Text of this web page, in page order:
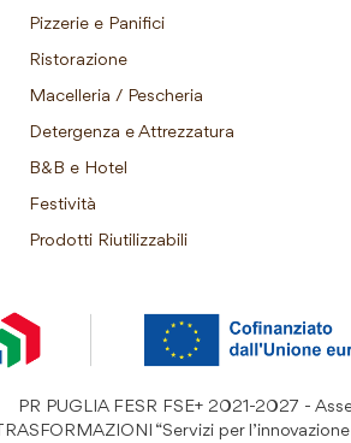
Pizzerie e Panifici
Ristorazione
Macelleria / Pescheria
Detergenza e Attrezzatura
B&B e Hotel
Festività
Prodotti Riutilizzabili
PR PUGLIA FESR FSE+ 2021-2027 -
TRASFORMAZIONI “Servizi per